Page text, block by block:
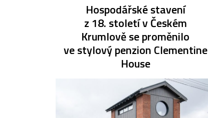
Hospodářské stavení
z 18. století v Českém
Krumlově se proměnilo
ve stylový penzion Clementine
House